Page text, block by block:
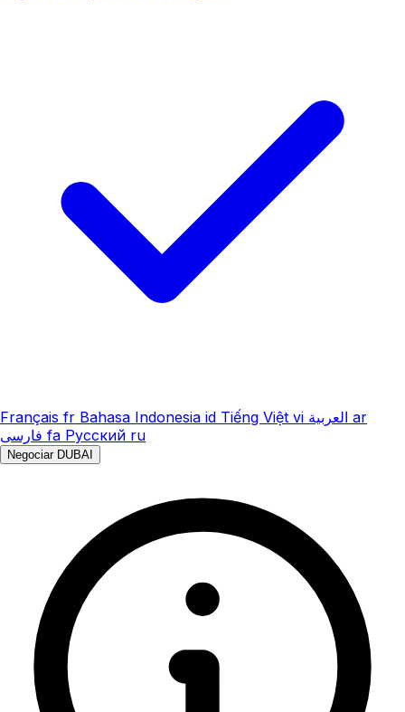
Français fr Bahasa Indonesia id Tiếng Việt vi العربية ar
فارسی fa Русский ru
Negociar DUBAI